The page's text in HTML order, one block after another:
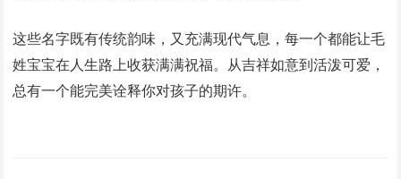
这些名字既有传统韵味，又充满现代气息，每一个都能让毛
姓宝宝在人生路上收获满满祝福。从吉祥如意到活泼可爱，
总有一个能完美诠释你对孩子的期许。